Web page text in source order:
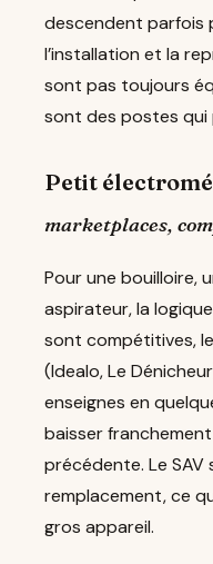
descendent parfois
l’installation et la
sont pas toujours
sont des postes qui
Petit
marketplaces,
Pour une bouilloire,
aspirateur, la
sont compétitives,
(Idealo, Le
enseignes en
baisser franchement
précédente. Le
remplacement, ce
gros appareil.